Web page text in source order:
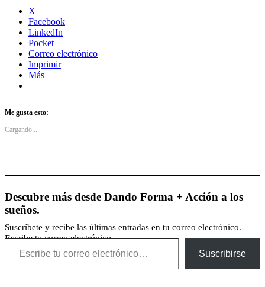
X
Facebook
LinkedIn
Pocket
Correo electrónico
Imprimir
Más
Me gusta esto:
Cargando...
Descubre más desde Dando Forma + Acción a los
sueños.
Suscríbete y recibe las últimas entradas en tu correo electrónico.
Escribe tu correo electrónico…
Suscribirse